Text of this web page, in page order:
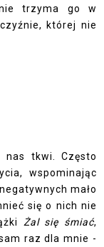
trzyma go w
której nie
nas tkwi. Często
wspominając
mało
się o nich nie
Żal się śmiać,
raz dla mnie -